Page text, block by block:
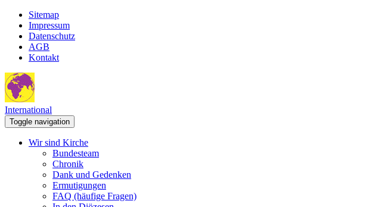
Sitemap
Impressum
Datenschutz
AGB
Kontakt
International
Toggle navigation
Wir sind Kirche
Bundesteam
Chronik
Dank und Gedenken
Ermutigungen
FAQ (häufige Fragen)